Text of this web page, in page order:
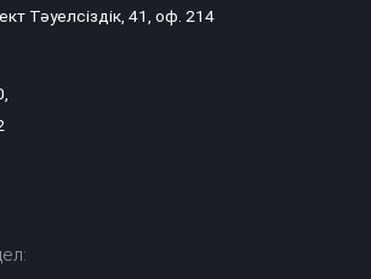
Тәуелсіздік, 41, оф. 214